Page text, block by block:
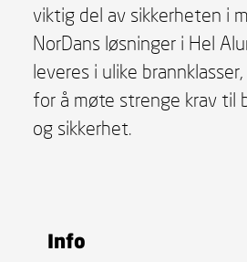
viktig del av sikkerheten i
NorDans løsninger i Hel
leveres i ulike
for å møte strenge krav til
og sikkerhet.
Info